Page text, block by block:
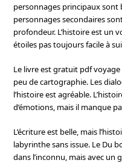
personnages principaux sont
personnages secondaires
profondeur. L’histoire est un
étoiles pas toujours facile à
Le livre est gratuit pdf
peu de cartographie. Les
l’histoire est agréable.
d’émotions, mais il manque
L’écriture est belle, mais
labyrinthe sans issue. Le Du
dans l’inconnu, mais avec